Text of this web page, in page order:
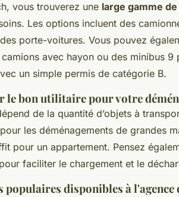
vous trouverez une large gamme
Les options incluent des
porte-voitures. Vous pouvez
avec hayon ou des minibus 9
un simple permis de catégorie B.
le bon utilitaire pour votre
de la quantité d’objets à
les déménagements de grandes
pour un appartement. Pensez
faciliter le chargement et le
populaires disponibles à